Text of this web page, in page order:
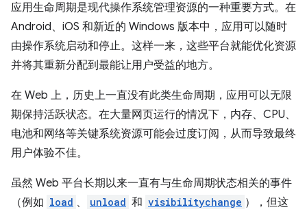
应用生命周期是现代操作系统管理资源的一种重要方式。在
Android、iOS 和新近的 Windows 版本中，应用可以随时
由操作系统启动和停止。这样一来，这些平台就能优化资源
并将其重新分配到最能让用户受益的地方。
在 Web 上，历史上一直没有此类生命周期，应用可以无限
期保持活跃状态。在大量网页运行的情况下，内存、CPU、
电池和网络等关键系统资源可能会过度订阅，从而导致最终
用户体验不佳。
虽然 Web 平台长期以来一直有与生命周期状态相关的事件
（例如 load 、 unload 和 visibilitychange ），但这